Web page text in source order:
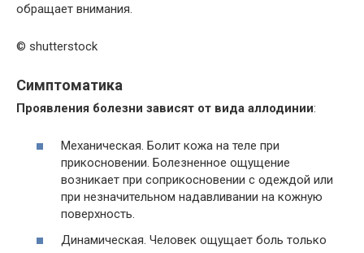
обращает внимания.
© shutterstock
Симптоматика
Проявления болезни зависят от вида аллодинии:
Механическая. Болит кожа на теле при
прикосновении. Болезненное ощущение
возникает при соприкосновении с одеждой или
при незначительном надавливании на кожную
поверхность.
Динамическая. Человек ощущает боль только